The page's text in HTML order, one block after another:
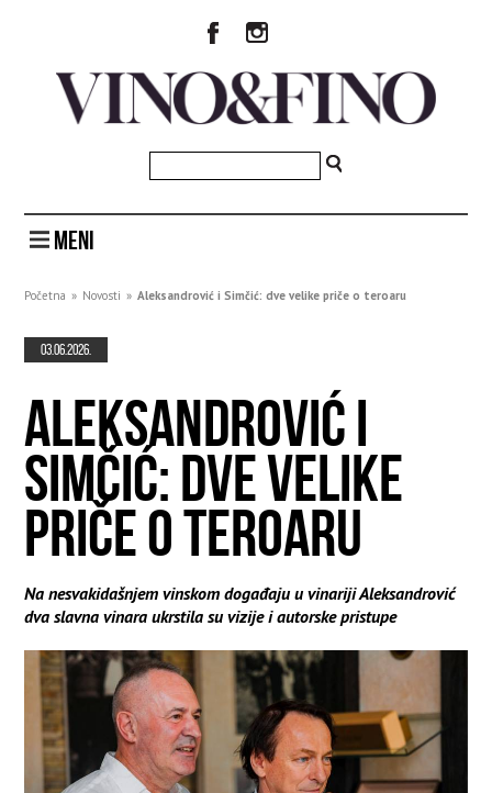
MENI
Početna » Novosti » Aleksandrović i Simčić: dve velike priče o teroaru
03.06.2026.
ALEKSANDROVIĆ I
SIMČIĆ: DVE VELIKE
PRIČE O TEROARU
Na nesvakidašnjem vinskom događaju u vinariji Aleksandrović
dva slavna vinara ukrstila su vizije i autorske pristupe